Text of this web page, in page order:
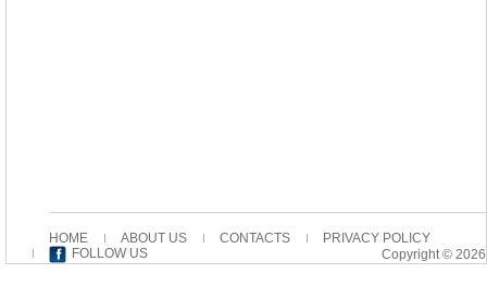
HOME ABOUT US CONTACTS
PRIVACY POLICY
FOLLOW US
Copyright © 2026